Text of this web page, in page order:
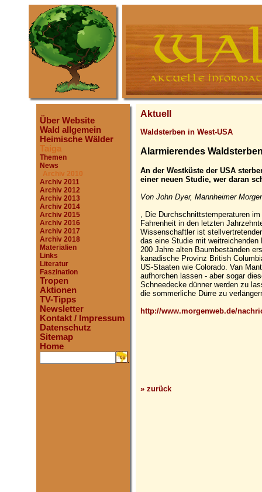
Über Website
Wald allgemein
Heimische Wälder
Taiga
Themen
News
Archiv 2010
Archiv 2011
Archiv 2012
Archiv 2013
Archiv 2014
Archiv 2015
Archiv 2016
Archiv 2017
Archiv 2018
Materialien
Links
Literatur
Faszination
Tropen
Aktionen
TV-Tipps
Newsletter
Kontakt / Impressum
Datenschutz
Sitemap
Home
.
Aktuell
Waldsterben in West-USA
Alarmierendes
An der Westküste der USA
einer neuen Studie, wer daran
Von John Dyer, Mannheimer
, Die Durchschnittstemperaturen
Fahrenheit in den letzten
Wissenschaftler ist
das eine Studie mit
200 Jahre alten Baumbeständen
kanadische Provinz British
US-Staaten wie Colorado. Van
aufhorchen lassen - aber sogar
Schneedecke dünner werden zu
die sommerliche Dürre zu
http://www.morgenweb.de/
» zurück